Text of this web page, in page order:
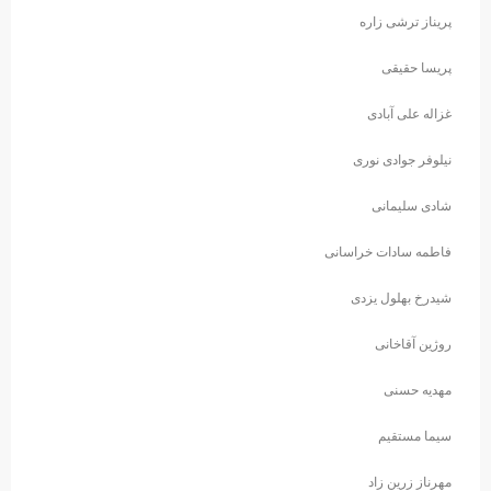
پریناز ترشی زاره
پریسا حقیقی
غزاله علی آبادی
نیلوفر جوادی نوری
شادی سلیمانی
فاطمه سادات خراسانی
شیدرخ بهلول یزدی
روژین آقاخانی
مهدیه حسنی
سیما مستقیم
مهرناز زرین زاد